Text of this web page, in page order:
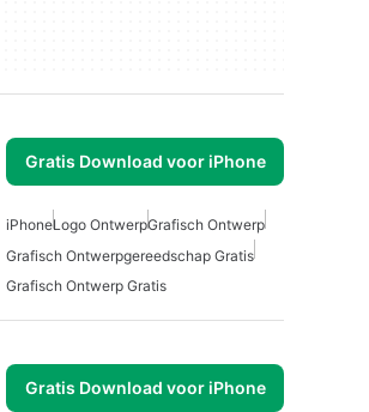
Gratis Download voor iPhone
iPhoneLogo OntwerpGrafisch Ontwerp
Grafisch Ontwerpgereedschap Gratis
Grafisch Ontwerp Gratis
Gratis Download voor iPhone